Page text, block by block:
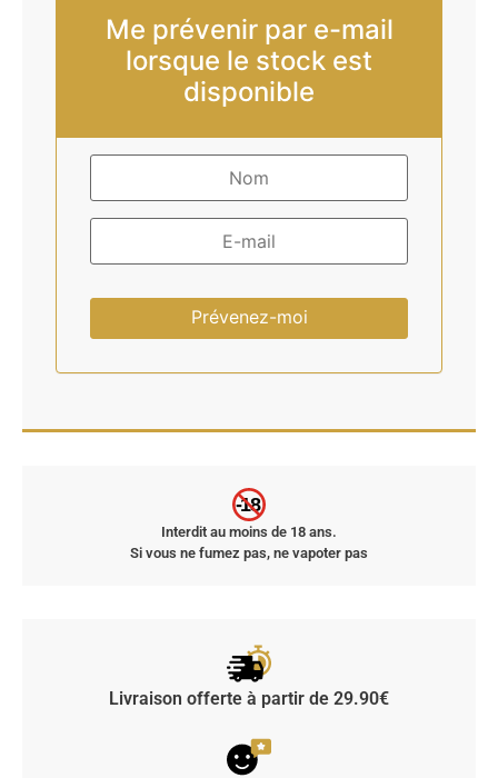
Me prévenir par e-mail
lorsque le stock est
disponible
Prévenez-moi
-18
Interdit au moins de 18 ans.
Si vous ne fumez pas, ne vapoter pas
Livraison offerte à partir de 29.90€